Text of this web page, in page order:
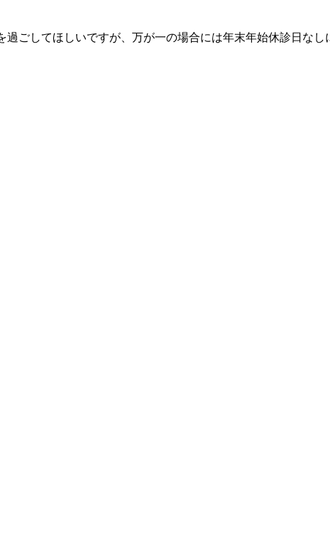
ごしてほしいですが、万が一の場合には年末年始休診日なし